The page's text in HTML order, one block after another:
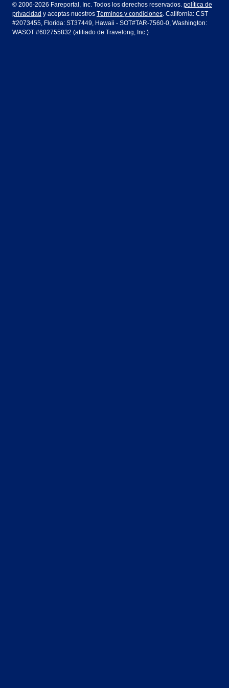
Air Europa Turkish Airlines
Houston Las Vegas
Miami
Dublín Frankfurt
Guadalajara Lima
© 2006-2026 Fareportal, Inc. Todos los derechos reservados. política de
privacidad y aceptas nuestros Términos y condiciones. California: CST
#2073455, Florida: ST37449, Hawaii - SOT#TAR-7560-0, Washington:
WASOT #602755832 (afiliado de Travelong, Inc.)